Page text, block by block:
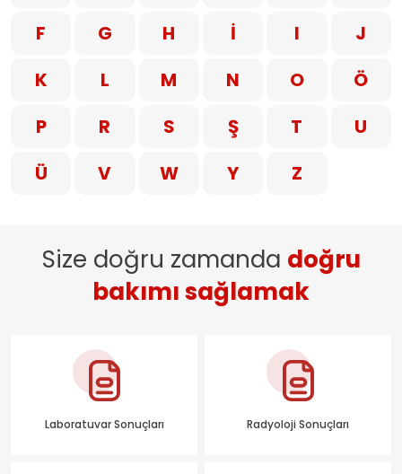
F
G H İ I
J
K
L M N O
Ö
P
R S Ş T
U
Ü
V W Y Z
Size doğru zamanda doğru
bakımı sağlamak
Laboratuvar Sonuçları Radyoloji Sonuçları